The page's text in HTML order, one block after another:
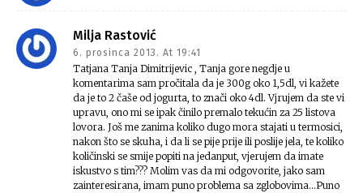
Milja Rastović
6. prosinca 2013. At 19:41
Tatjana Tanja Dimitrijevic , Tanja gore negdje u
komentarima sam pročitala da je 300g oko 1,5dl, vi kažete
da je to 2 čaše od jogurta, to znači oko 4dl. Vjrujem da ste vi
upravu, ono mi se ipak činilo premalo tekućin za 25 listova
lovora. Još me zanima koliko dugo mora stajati u termosici,
nakon što se skuha, i da li se pije prije ili poslije jela, te koliko
količinski se smije popiti na jedanput, vjerujem da imate
iskustvo s tim??? Molim vas da mi odgovorite, jako sam
zainteresirana, imam puno problema sa zglobovima…Puno